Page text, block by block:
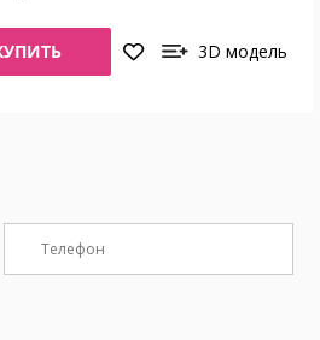
3D модель